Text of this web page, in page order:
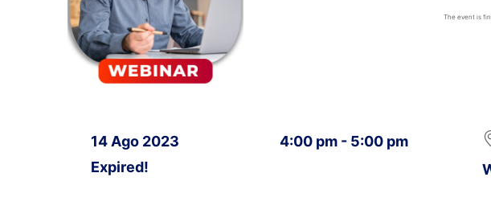
The event is
14 Ago 2023
Expired!
4:00 pm - 5:00 pm